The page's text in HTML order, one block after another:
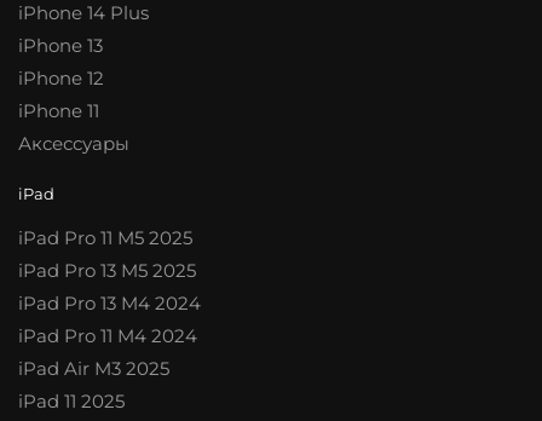
iPhone 14 Plus
iPhone 13
iPhone 12
iPhone 11
Аксессуары
iPad
iPad Pro 11 M5 2025
iPad Pro 13 M5 2025
iPad Pro 13 M4 2024
iPad Pro 11 M4 2024
iPad Air M3 2025
iPad 11 2025